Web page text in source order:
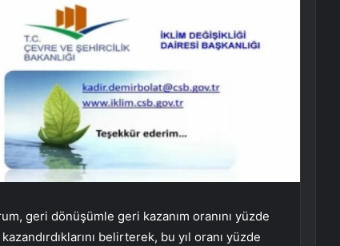
geri dönüşümle geri kazanım oranını yüzde
belirterek, bu yıl oranı yüzde